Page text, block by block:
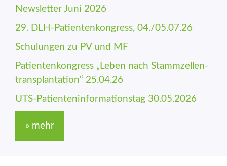
Newsletter Juni 2026
29. DLH-Patienten­kongress, 04./05.07.26
Schulungen zu PV und MF
Patienten­kongress „Leben nach Stamm­zellen­
trans­plantation“ 25.04.26
UTS-Patienten­informations­tag 30.05.2026
» mehr